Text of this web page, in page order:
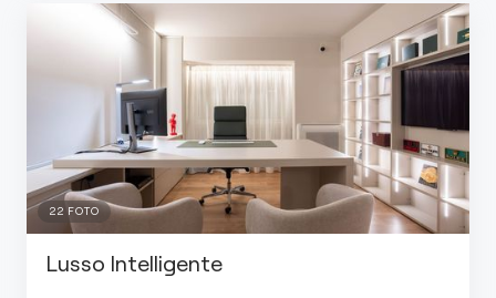
22 FOTO
Lusso Intelligente